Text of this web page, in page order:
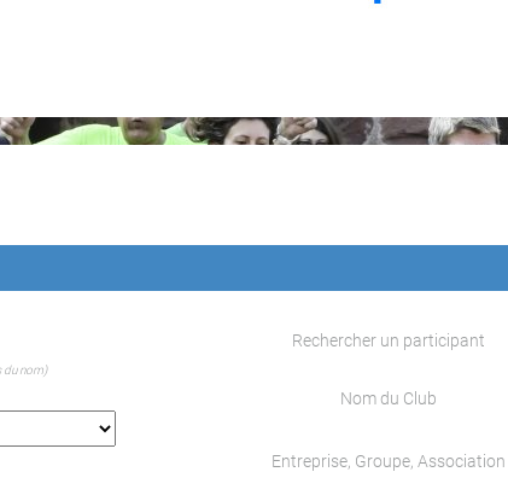
Rechercher un participant
du nom)
Nom du Club
Entreprise, Groupe, Association